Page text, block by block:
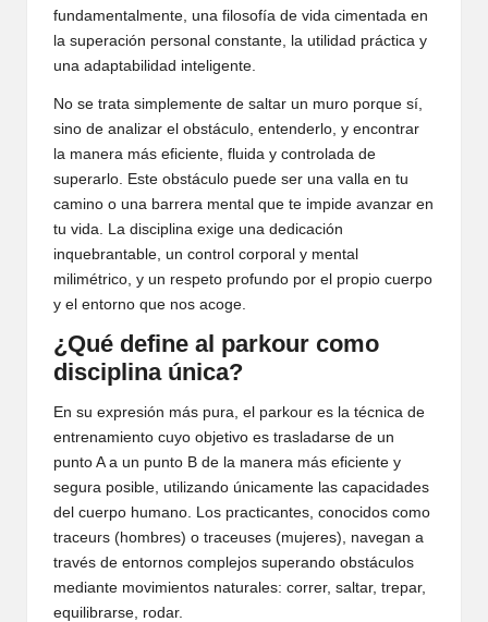
fundamentalmente, una filosofía de vida cimentada en
la superación personal constante, la utilidad práctica y
una adaptabilidad inteligente.
No se trata simplemente de saltar un muro porque sí,
sino de analizar el obstáculo, entenderlo, y encontrar
la manera más eficiente, fluida y controlada de
superarlo. Este obstáculo puede ser una valla en tu
camino o una barrera mental que te impide avanzar en
tu vida. La disciplina exige una dedicación
inquebrantable, un control corporal y mental
milimétrico, y un respeto profundo por el propio cuerpo
y el entorno que nos acoge.
¿Qué define al parkour como
disciplina única?
En su expresión más pura, el parkour es la técnica de
entrenamiento cuyo objetivo es trasladarse de un
punto A a un punto B de la manera más eficiente y
segura posible, utilizando únicamente las capacidades
del cuerpo humano. Los practicantes, conocidos como
traceurs (hombres) o traceuses (mujeres), navegan a
través de entornos complejos superando obstáculos
mediante movimientos naturales: correr, saltar, trepar,
equilibrarse, rodar.